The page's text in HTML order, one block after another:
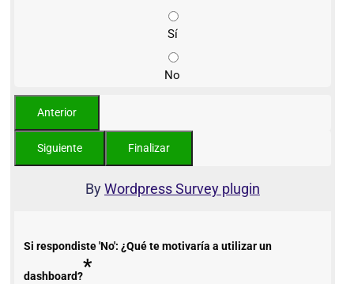
Sí
No
ByWordpress Survey plugin
Si respondiste 'No': ¿Qué te motivaría a utilizar un
dashboard?*